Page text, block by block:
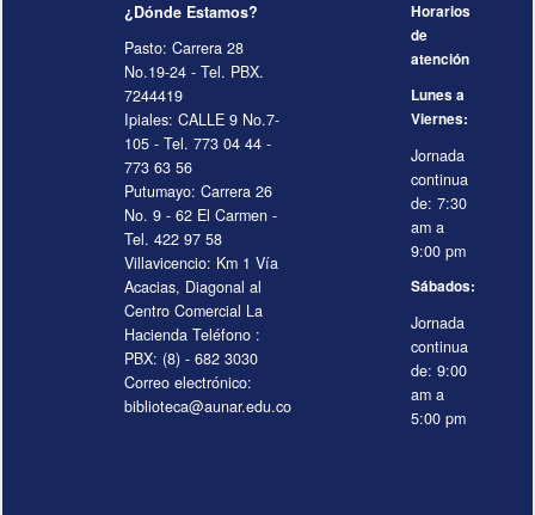
¿Dónde Estamos?
Pasto: Carrera 28
No.19-24 - Tel. PBX.
7244419
Ipiales: CALLE 9 No.7-
105 - Tel. 773 04 44 -
773 63 56
Putumayo: Carrera 26
No. 9 - 62 El Carmen -
Tel. 422 97 58
Villavicencio: Km 1 Vía
Acacias, Diagonal al
Centro Comercial La
Hacienda Teléfono :
PBX: (8) - 682 3030
Correo electrónico:
biblioteca@aunar.edu.co
Horarios
de
atención
Lunes a
Viernes:
Jornada
continua
de: 7:30
am a
9:00 pm
Sábados:
Jornada
continua
de: 9:00
am a
5:00 pm